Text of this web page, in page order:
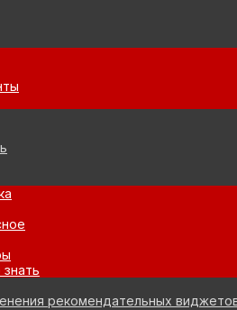
рекомендательных